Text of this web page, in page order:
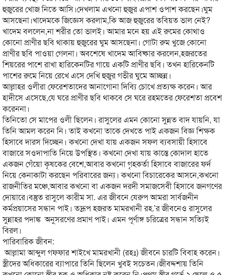
হুজুরের খোজ নিতে আসি।দেখলাম এখনো হুজুর এপাশ ওপাশ করছেন।ঘুম
আসছেনা।খাদেমকে জিজ্ঞেস করলাম,কি আজ হুজুরের তবিয়ত ভাল নেই?
খাদেম বললেন,না শরীর তো ভালই। আমার মনে হয় এই রুমের কোথাও
কোনো প্রাণীর ছবি থাকায় হুজুরের ঘুম আসছেনা। গোটা রুম খুজে কোনো
প্রাণীর ছবি পাওয়া গেলনা। অবশেষে খাদেম আবিষ্কার করলেন,হজরতের
শিয়রের পাশে রাখা হারিকেনটির গায়ে একটি প্রাণীর ছবি। তখন হারিকেনটি
পাশের রুমে নিয়ে রেখে এসে দেখি হুজুর গভীর ঘুমে আচ্ছন্ন।
আল্লাহর ওলীরা ফেরেশতাদের আনাগোনা দিব্যি চোখে প্রত্যক্ষ করেন। আর
হাদীসে এসেছে,যে ঘরে প্রাণীর ছবি থাকবে সে ঘরে রহমতের ফেরেশতা প্রবেশ
করেননা।
তিনিতো সে মাপের ওলী ছিলেন। রাসুলের এমন কোনো সুন্নত বাদ যায়নি, যা
তিনি আমল করেন নি। তাই কখনো তাকে দেখতে পাই একজন বিজ্ঞ শিক্ষক
হিসাবে দারস দিচ্ছেন। কখনো দেখা যায় একজন সফল ব্যবসায়ী হিসাবে
বাজারে সওদাপাতি নিয়ে উপস্থিত। কখনো দেখা যায় কাস্তে কোদাল হাতে
একজন গেঁয়ো কৃষকের বেশে,আবার কখনো গৃহকর্তা হিসাবে বাজারের ফর্দ
নিয়ে কেনাকাটা করছেন পরিবারের জন্য। কখনো বিচারেকের আসনে,কখনো
রাজনীতির মঞ্চে,আবার কখনো বা একজন দরদী সমাজসেবী হিসাবে জনগণের
দোয়ারে।বস্তুত রাসুলে কারীম সা. এর জীবনে যেরুপ আমরা সার্বজনীন
কর্মপ্রয়াসের সন্ধান পাই। তদ্রূপ হজরত মামরখানী রহ.’র জীবনেও রাসুলের
সুন্নাহর পদাঙ্ক অনুসরণের প্রমাণ পাই। এমন পূর্ণাঙ্গ চরিত্রের সন্ধান সত্যিই
বিরল।
পারিবারিক জীবন:
আল্লামা আব্দুল গফফার শাইখে মামরখানী (রহঃ) জীবনে চারটি বিবাহ করেন।
স্ত্রীদের অধিকারের ব্যাপারে তিনি ছিলেন খুবই সচেতন।জীবদ্দশায় তিনি